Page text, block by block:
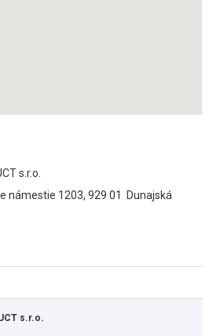
s.r.o.
námestie 1203, 929 01 Dunajská
s.r.o.